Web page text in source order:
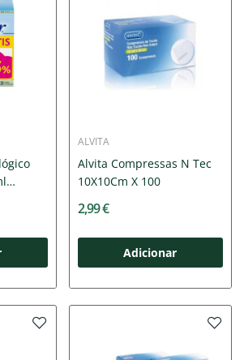
ALVITA
Alvita Compressas N Tec
10X10Cm X 100
2,99 €
Adicionar